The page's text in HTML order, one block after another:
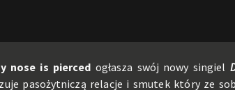
nose is pierced ogłasza swój nowy singiel
pasożytniczą relacje i smutek który ze